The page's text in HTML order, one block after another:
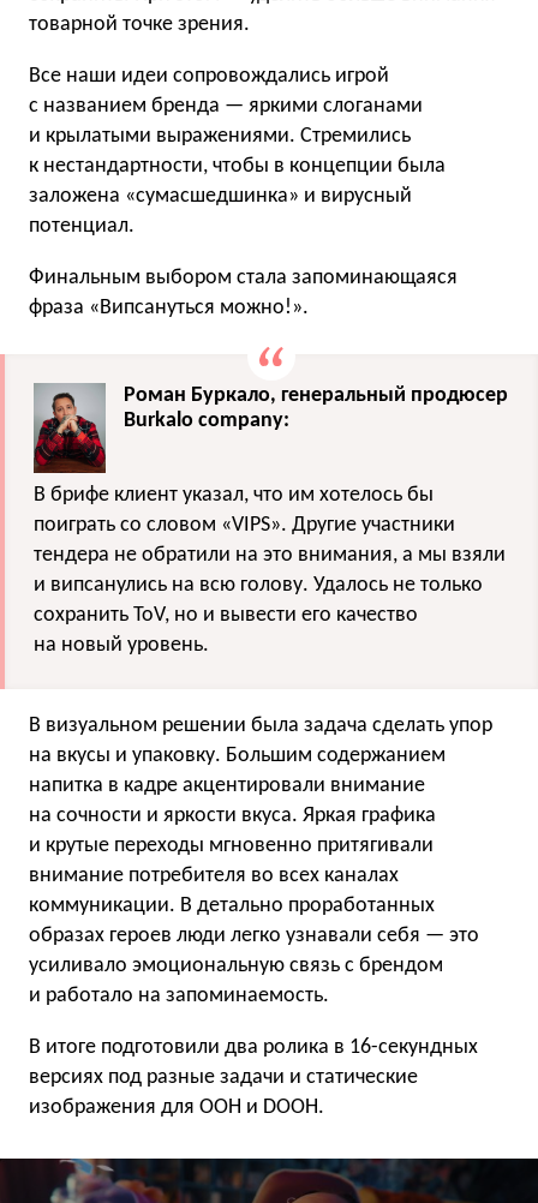
товарной точке зрения.
Все наши идеи сопровождались игрой
с названием бренда — яркими слоганами
и крылатыми выражениями. Стремились
к нестандартности, чтобы в концепции была
заложена «сумасшедшинка» и вирусный
потенциал.
Финальным выбором стала запоминающаяся
фраза «Випсануться можно!».
Роман Буркало, генеральный продюсер
Burkalo company:
В брифе клиент указал, что им хотелось бы
поиграть со словом «VIPS». Другие участники
тендера не обратили на это внимания, а мы взяли
и випсанулись на всю голову. Удалось не только
сохранить ToV, но и вывести его качество
на новый уровень.
В визуальном решении была задача сделать упор
на вкусы и упаковку. Большим содержанием
напитка в кадре акцентировали внимание
на сочности и яркости вкуса. Яркая графика
и крутые переходы мгновенно притягивали
внимание потребителя во всех каналах
коммуникации. В детально проработанных
образах героев люди легко узнавали себя — это
усиливало эмоциональную связь с брендом
и работало на запоминаемость.
В итоге подготовили два ролика в 16-секундных
версиях под разные задачи и статические
изображения для OOH и DOOH.